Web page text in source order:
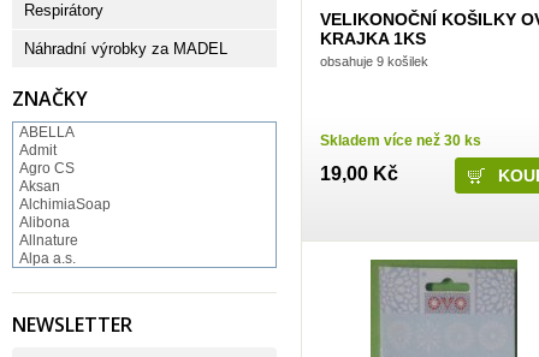
VELIKONOČNÍ KOŠILKY
KRAJKA 1KS
obsahuje 9 košilek
Skladem více než 30 ks
19,00 Kč
Respirátory
Náhradní výrobky za MADEL
ZNAČKY
ABELLA
Admit
Agro CS
Aksan
AlchimiaSoap
Alibona
Allnature
Alpa a.s.
Alufix
Astonish
NEWSLETTER